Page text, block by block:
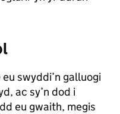
swyddi’n galluogi
ac sy’n dod i
eu gwaith, megis